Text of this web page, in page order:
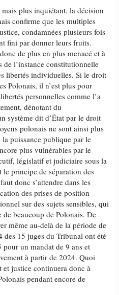
plus inquiétant, la décision
confirme que les multiples
condamnées plusieurs fois
fini par donner leurs fruits.
de plus en plus menacé et à
de l’instance constitutionnelle
libertés individuelles. Si le droit
Polonais, il n’est plus pour
personnelles comme l’a
dénotant du
système dit d’État par le droit
polonais ne sont ainsi plus
la puissance publique par le
plus vulnérables par le
législatif et judiciaire sous la
principe de séparation des
donc s’attendre dans les
des prises de position
sur des sujets sensibles, qui
beaucoup de Polonais. De
même au-delà de la période de
des 15 juges du Tribunal ont été
un mandat de 9 ans et
à partir de 2024. Quoi
et justice continuera donc à
pendant encore de